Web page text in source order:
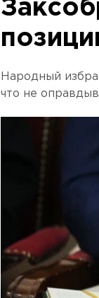
Народный
что не